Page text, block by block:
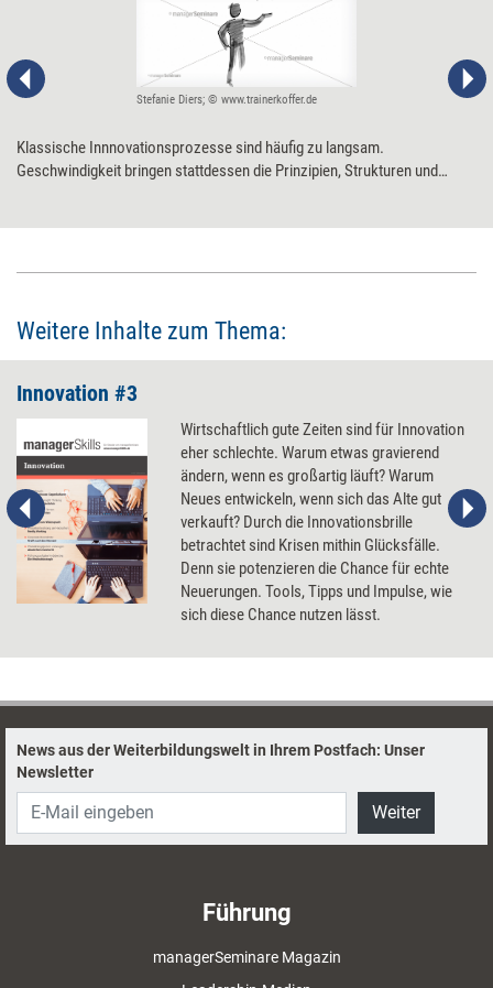
Stefanie Diers; © www.trainerkoffer.de
Klassische Innnovationsprozesse sind häufig zu langsam.
Geschwindigkeit bringen stattdessen die Prinzipien, Strukturen und
Weitere Inhalte zum Thema:
Innovation #3
Wirtschaftlich gute Zeiten sind für Innovation
eher schlechte. Warum etwas gravierend
ändern, wenn es großartig läuft? Warum
Neues entwickeln, wenn sich das Alte gut
verkauft? Durch die Innovationsbrille
betrachtet sind Krisen mithin Glücksfälle.
Denn sie potenzieren die Chance für echte
Neuerungen. Tools, Tipps und Impulse, wie
sich diese Chance nutzen lässt.
News aus der Weiterbildungswelt in Ihrem Postfach: Unser
Newsletter
Weiter
Führung
managerSeminare Magazin